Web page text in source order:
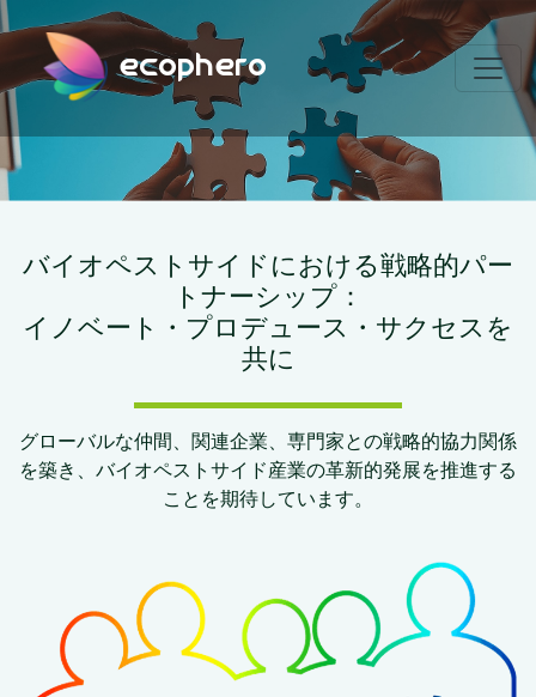
ecophero
バイオペストサイドにおける戦略的パー
トナーシップ：
イノベート・プロデュース・サクセスを
共に
グローバルな仲間、関連企業、専門家との戦略的協力関係
を築き、バイオペストサイド産業の革新的発展を推進する
ことを期待しています。